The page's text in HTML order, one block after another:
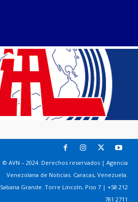
© AVN – 2024. Derechos reservados | Agencia
Venezolana de Noticias. Caracas, Venezuela.
Sabana Grande. Torre Lincoln, Piso 7 | +58 212
781 2711